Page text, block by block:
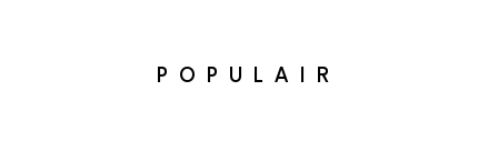
POPULAIR